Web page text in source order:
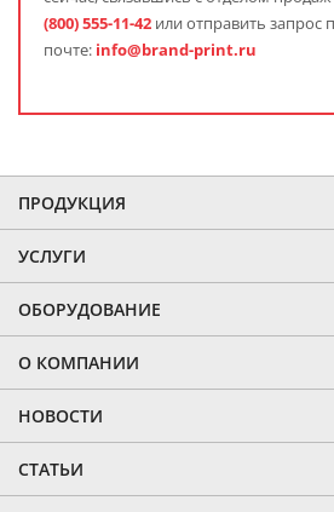
(800) 555-11-42 или отправить запрос
почте: info@brand-print.ru
ПРОДУКЦИЯ
УСЛУГИ
ОБОРУДОВАНИЕ
О КОМПАНИИ
НОВОСТИ
СТАТЬИ